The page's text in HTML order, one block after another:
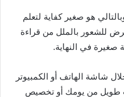
صفحة فقط وبالتالي هو صغير كفاية لتعلم
للشعور بالملل من قراءة
في النهاية.
شاشة الهاتف أو الكمبيوتر
طويل من يومك أو تخصيص